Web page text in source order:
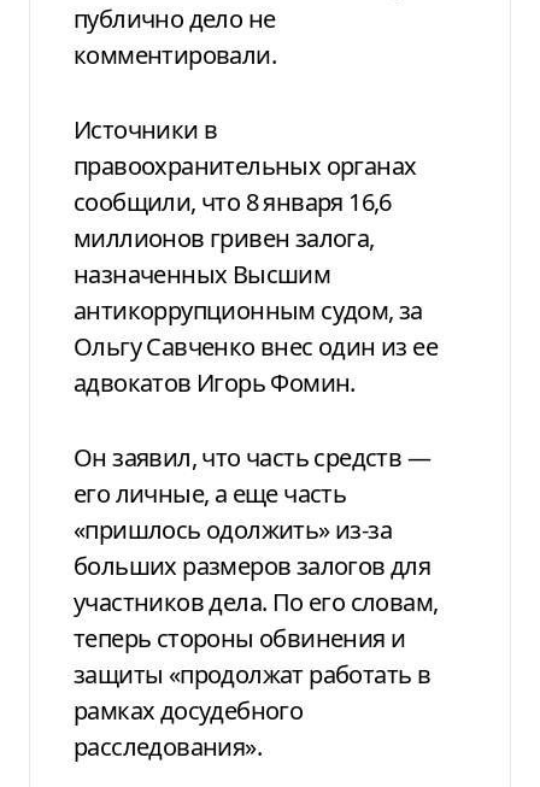
публично дело не
комментировали.
Источники в
правоохранительных органах
сообщили, что 8 января 16,6
миллионов гривен залога,
назначенных Высшим
антикоррупционным судом, за
Ольгу Савченко внес один из ее
адвокатов Игорь Фомин.
Он заявил, что часть средств —
его личные, а еще часть
«пришлось одолжить» из-за
больших размеров залогов для
участников дела. По его словам,
теперь стороны обвинения и
защиты «продолжат работать в
рамках досудебного
расследования».